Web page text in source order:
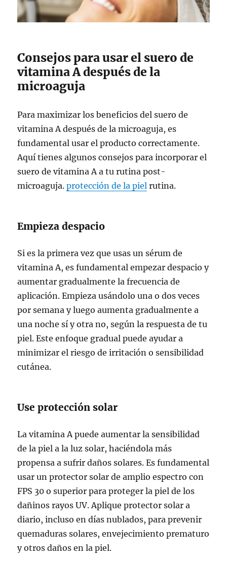
Consejos para usar el suero de
vitamina A después de la
microaguja
Para maximizar los beneficios del suero de
vitamina A después de la microaguja, es
fundamental usar el producto correctamente.
Aquí tienes algunos consejos para incorporar el
suero de vitamina A a tu rutina post-
microaguja.protección de la piel rutina.
Empieza despacio
Si es la primera vez que usas un sérum de
vitamina A, es fundamental empezar despacio y
aumentar gradualmente la frecuencia de
aplicación. Empieza usándolo una o dos veces
por semana y luego aumenta gradualmente a
una noche sí y otra no, según la respuesta de tu
piel. Este enfoque gradual puede ayudar a
minimizar el riesgo de irritación o sensibilidad
cutánea.
Use protección solar
La vitamina A puede aumentar la sensibilidad
de la piel a la luz solar, haciéndola más
propensa a sufrir daños solares. Es fundamental
usar un protector solar de amplio espectro con
FPS 30 o superior para proteger la piel de los
dañinos rayos UV. Aplique protector solar a
diario, incluso en días nublados, para prevenir
quemaduras solares, envejecimiento prematuro
y otros daños en la piel.